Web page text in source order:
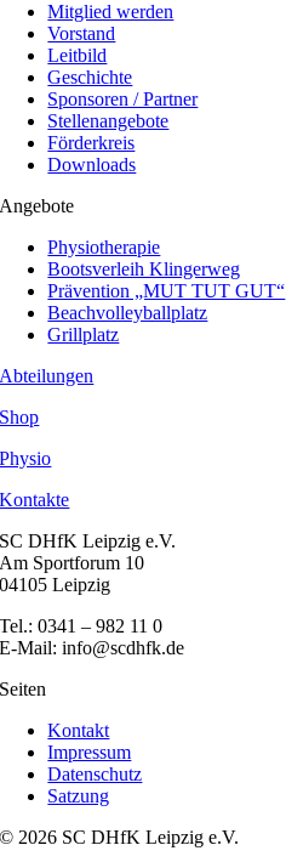
Mitglied werden
Vorstand
Leitbild
Geschichte
Sponsoren / Partner
Stellenangebote
Förderkreis
Downloads
Angebote
Physiotherapie
Bootsverleih Klingerweg
Prävention „MUT TUT GUT“
Beachvolleyballplatz
Grillplatz
Abteilungen
Shop
Physio
Kontakte
SC DHfK Leipzig e.V.
Am Sportforum 10
04105 Leipzig
Tel.: 0341 – 982 11 0
E-Mail: info@scdhfk.de
Seiten
Kontakt
Impressum
Datenschutz
Satzung
© 2026 SC DHfK Leipzig e.V.